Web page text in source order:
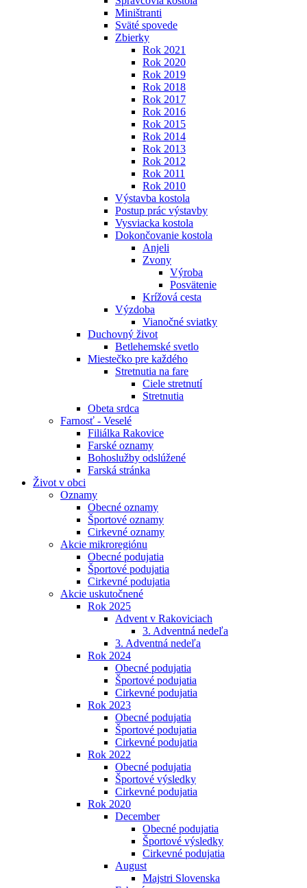
Miništranti
Sväté spovede
Zbierky
Rok 2021
Rok 2020
Rok 2019
Rok 2018
Rok 2017
Rok 2016
Rok 2015
Rok 2014
Rok 2013
Rok 2012
Rok 2011
Rok 2010
Výstavba kostola
Postup prác výstavby
Vysviacka kostola
Dokončovanie kostola
Anjeli
Zvony
Výroba
Posvätenie
Krížová cesta
Výzdoba
Vianočné sviatky
Duchovný život
Betlehemské svetlo
Miestečko pre každého
Stretnutia na fare
Ciele stretnutí
Stretnutia
Obeta srdca
Farnosť - Veselé
Filiálka Rakovice
Farské oznamy
Bohoslužby odslúžené
Farská stránka
Život v obci
Oznamy
Obecné oznamy
Športové oznamy
Cirkevné oznamy
Akcie mikroregiónu
Obecné podujatia
Športové podujatia
Cirkevné podujatia
Akcie uskutočnené
Rok 2025
Advent v Rakoviciach
3. Adventná nedeľa
3. Adventná nedeľa
Rok 2024
Obecné podujatia
Športové podujatia
Cirkevné podujatia
Rok 2023
Obecné podujatia
Športové podujatia
Cirkevné podujatia
Rok 2022
Obecné podujatia
Športové výsledky
Cirkevné podujatia
Rok 2020
December
Obecné podujatia
Športové výsledky
Cirkevné podujatia
August
Majstri Slovenska